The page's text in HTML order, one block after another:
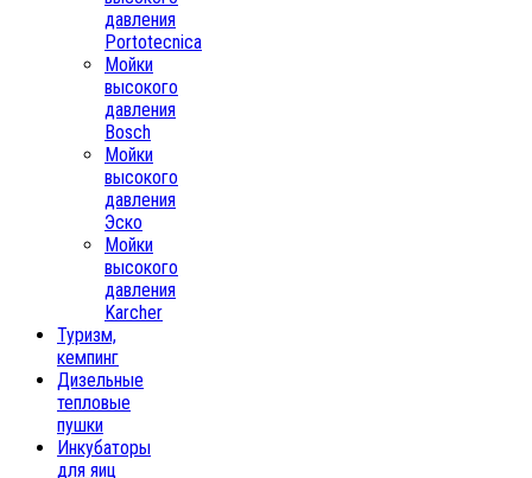
давления
Portotecnica
Мойки
высокого
давления
Bosch
Мойки
высокого
давления
Эско
Мойки
высокого
давления
Karcher
Туризм,
кемпинг
Дизельные
тепловые
пушки
Инкубаторы
для яиц